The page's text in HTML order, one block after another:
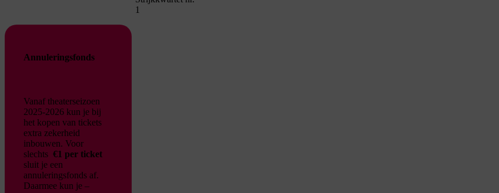
1
Annuleringsfonds
Vanaf theaterseizoen
2025-2026 kun je bij
het kopen van tickets
extra zekerheid
inbouwen. Voor
slechts €1 per ticket
sluit je een
annuleringsfonds af.
Daarmee kun je –